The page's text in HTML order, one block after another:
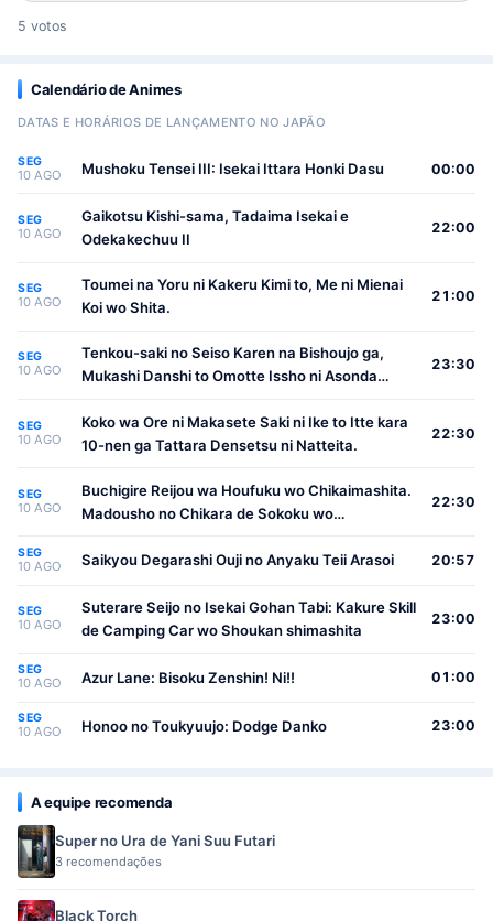
5 votos
Calendário de Animes
DATAS E HORÁRIOS DE LANÇAMENTO NO JAPÃO
SEG
10 AGO Mushoku Tensei III: Isekai Ittara Honki Dasu 00:00
SEG
10 AGO
Gaikotsu Kishi-sama, Tadaima Isekai e
Odekakechuu II
22:00
SEG
10 AGO
Toumei na Yoru ni Kakeru Kimi to, Me ni Mienai
Koi wo Shita.
21:00
SEG
10 AGO
Tenkou-saki no Seiso Karen na Bishoujo ga,
Mukashi Danshi to Omotte Issho ni Asonda
23:30
SEG
10 AGO
Koko wa Ore ni Makasete Saki ni Ike to Itte kara
10-nen ga Tattara Densetsu ni Natteita.
22:30
SEG
10 AGO
Buchigire Reijou wa Houfuku wo Chikaimashita.
Madousho no Chikara de Sokoku wo
22:30
SEG
10 AGO Saikyou Degarashi Ouji no Anyaku Teii Arasoi 20:57
SEG
10 AGO
Suterare Seijo no Isekai Gohan Tabi: Kakure Skill
de Camping Car wo Shoukan shimashita
23:00
SEG
10 AGO Azur Lane: Bisoku Zenshin! Ni!! 01:00
SEG
10 AGO Honoo no Toukyuujo: Dodge Danko 23:00
A equipe recomenda
Super no Ura de Yani Suu Futari
3 recomendações
Black Torch